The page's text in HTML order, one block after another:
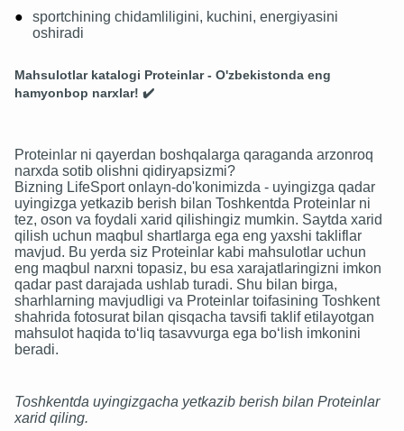
sportchining chidamliligini, kuchini, energiyasini
oshiradi
Mahsulotlar katalogi Proteinlar- O'zbekistonda eng
hamyonbop narxlar! ✔️
Proteinlar ni qayerdan boshqalarga qaraganda arzonroq
narxda sotib olishni qidiryapsizmi?
Bizning LifeSport onlayn-do'konimizda - uyingizga qadar
uyingizga yetkazib berish bilan Toshkentda Proteinlar ni
tez, oson va foydali xarid qilishingiz mumkin. Saytda xarid
qilish uchun maqbul shartlarga ega eng yaxshi takliflar
mavjud. Bu yerda siz Proteinlar kabi mahsulotlar uchun
eng maqbul narxni topasiz, bu esa xarajatlaringizni imkon
qadar past darajada ushlab turadi. Shu bilan birga,
sharhlarning mavjudligi va Proteinlar toifasining Toshkent
shahrida fotosurat bilan qisqacha tavsifi taklif etilayotgan
mahsulot haqida to‘liq tasavvurga ega bo‘lish imkonini
beradi.
Toshkentda uyingizgacha yetkazib berish bilan Proteinlar
xarid qiling.